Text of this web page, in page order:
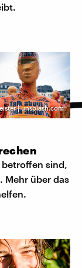
| unsplash.com
betroffen sind,
Mehr über das